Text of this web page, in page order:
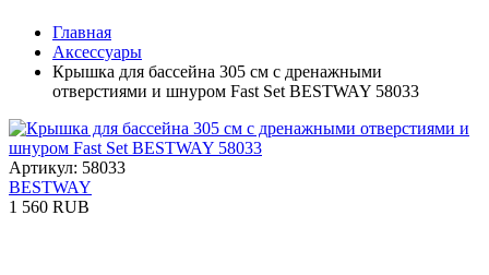
Главная
Аксессуары
Крышка для бассейна 305 см с дренажными
отверстиями и шнуром Fast Set BESTWAY 58033
Артикул: 58033
BESTWAY
1 560 RUB